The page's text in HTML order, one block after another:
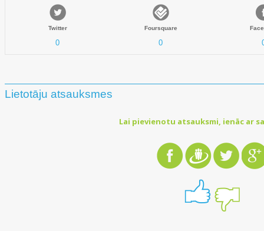
Twitter
0
Foursquare
0
Lietotāju atsauksmes
Lai pievienotu atsauksmi, ienāc ar